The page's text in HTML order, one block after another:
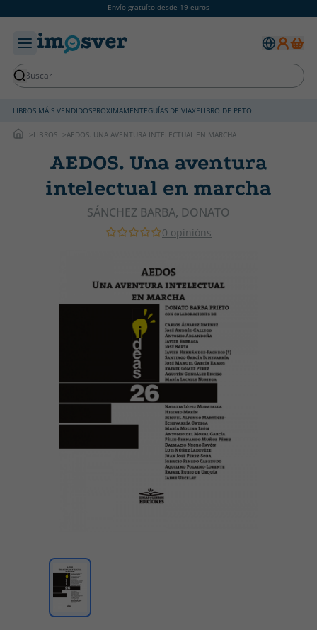
Envío gratuíto desde 19 euros
LIBROS MÁIS VENDIDOSPROXIMAMENTEGUÍAS DE VIAXELIBRO DE PETO
LIBROS AEDOS. UNA AVENTURA INTELECTUAL EN MARCHA
AEDOS. Una aventura
intelectual en marcha
SÁNCHEZ BARBA, DONATO
0 opinións